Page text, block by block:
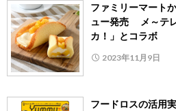
ファミリーマート
ュー発売 メ～テ
カ！」とコラボ
2023年11月9日
フードロスの活用